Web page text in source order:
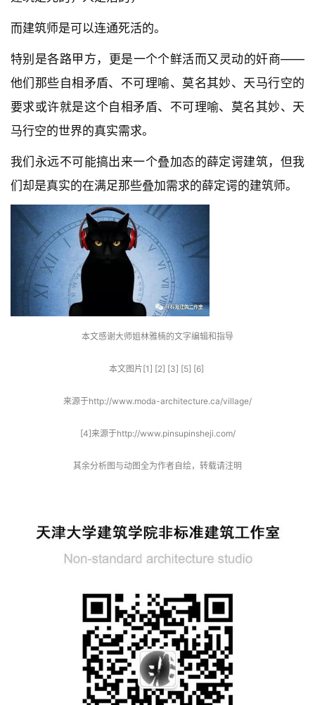
而建筑师是可以连通死活的。
特别是各路甲方，更是一个个鲜活而又灵动的奸商——
他们那些自相矛盾、不可理喻、莫名其妙、天马行空的
要求或许就是这个自相矛盾、不可理喻、莫名其妙、天
马行空的世界的真实需求。
我们永远不可能搞出来一个叠加态的薛定谔建筑，但我
们却是真实的在满足那些叠加需求的薛定谔的建筑师。
本文感谢大师姐林雅楠的文字编辑和指导
本文图片[1] [2] [3] [5] [6]
来源于http://www.moda-architecture.ca/village/
[4]来源于http://www.pinsupinsheji.com/
其余分析图与动图全为作者自绘，转载请注明